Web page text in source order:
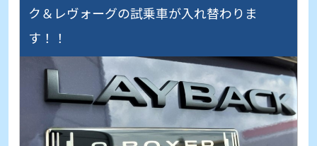
ク＆レヴォーグの試乗車が入れ替わりま
す！！